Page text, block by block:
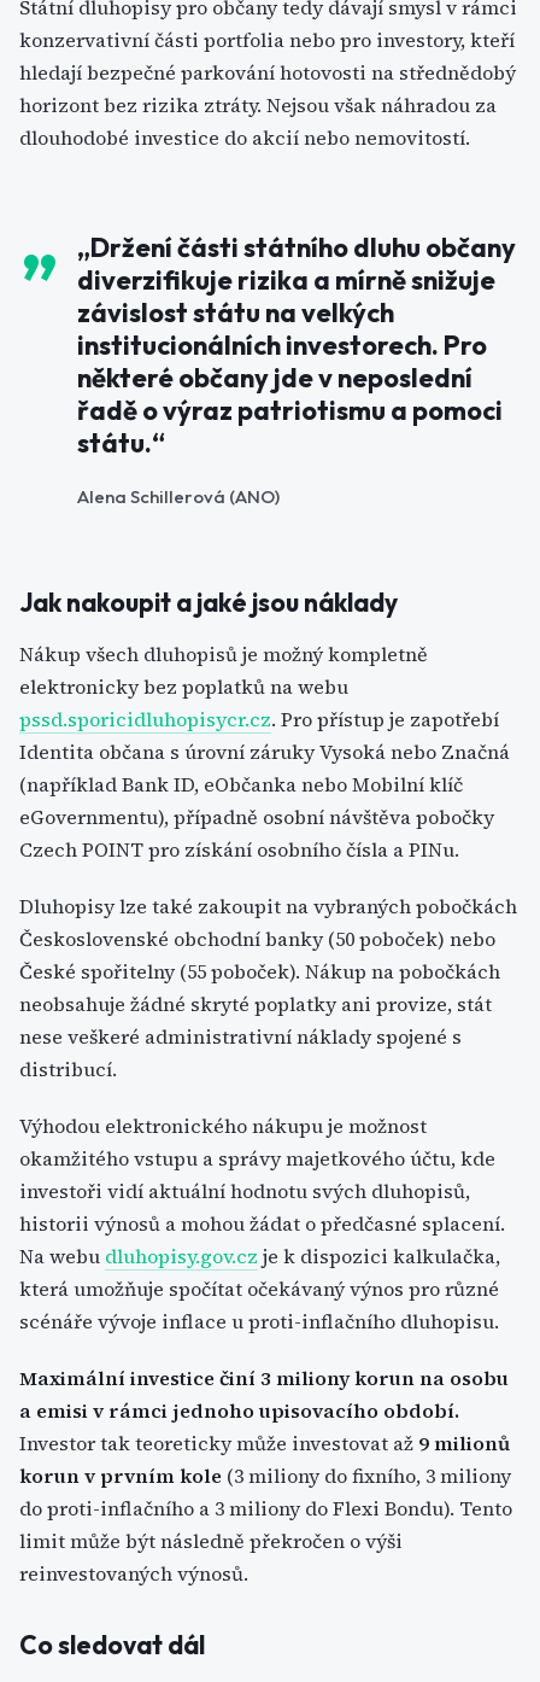
Státní dluhopisy pro občany tedy dávají smysl v rámci
konzervativní části portfolia nebo pro investory, kteří
hledají bezpečné parkování hotovosti na střednědobý
horizont bez rizika ztráty. Nejsou však náhradou za
dlouhodobé investice do akcií nebo nemovitostí.
„Držení části státního dluhu občany
diverzifikuje rizika a mírně snižuje
závislost státu na velkých
institucionálních investorech. Pro
některé občany jde v neposlední
řadě o výraz patriotismu a pomoci
státu.“
Alena Schillerová (ANO)
Jak nakoupit a jaké jsou náklady
Nákup všech dluhopisů je možný kompletně
elektronicky bez poplatků na webu
pssd.sporicidluhopisycr.cz. Pro přístup je zapotřebí
Identita občana s úrovní záruky Vysoká nebo Značná
(například Bank ID, eObčanka nebo Mobilní klíč
eGovernmentu), případně osobní návštěva pobočky
Czech POINT pro získání osobního čísla a PINu.
Dluhopisy lze také zakoupit na vybraných pobočkách
Československé obchodní banky (50 poboček) nebo
České spořitelny (55 poboček). Nákup na pobočkách
neobsahuje žádné skryté poplatky ani provize, stát
nese veškeré administrativní náklady spojené s
distribucí.
Výhodou elektronického nákupu je možnost
okamžitého vstupu a správy majetkového účtu, kde
investoři vidí aktuální hodnotu svých dluhopisů,
historii výnosů a mohou žádat o předčasné splacení.
Na webu dluhopisy.gov.cz je k dispozici kalkulačka,
která umožňuje spočítat očekávaný výnos pro různé
scénáře vývoje inflace u proti-inflačního dluhopisu.
Maximální investice činí 3 miliony korun na osobu
a emisi v rámci jednoho upisovacího období.
Investor tak teoreticky může investovat až 9 milionů
korun v prvním kole (3 miliony do fixního, 3 miliony
do proti-inflačního a 3 miliony do Flexi Bondu). Tento
limit může být následně překročen o výši
reinvestovaných výnosů.
Co sledovat dál